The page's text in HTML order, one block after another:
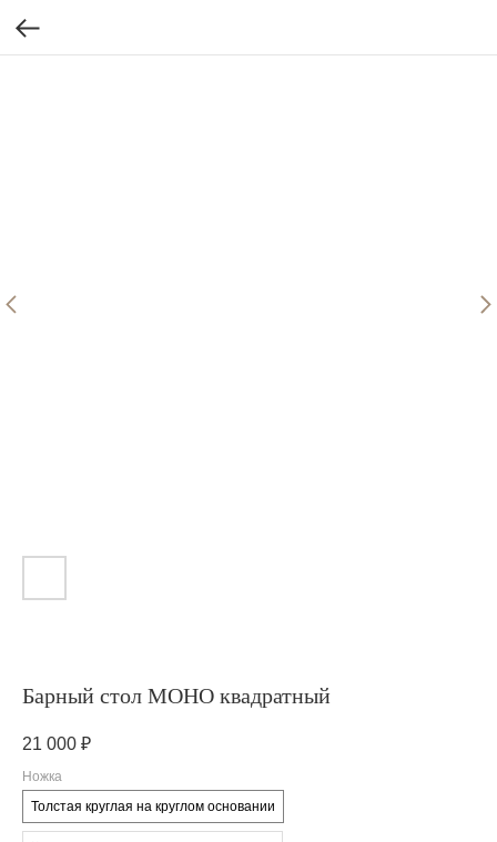
Барный стол МОНО квадратный
21 000 ₽
Ножка
Толстая круглая на круглом основании